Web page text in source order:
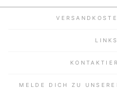
LINKS
MELDE DICH ZU